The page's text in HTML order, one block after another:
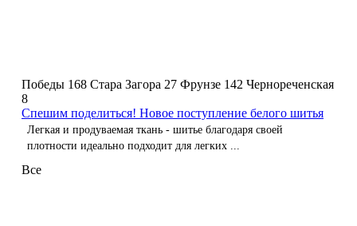
Победы 168 Стара Загора 27 Фрунзе 142 Чернореченская
8
Спешим поделиться! Новое поступление белого шитья
Легкая и продуваемая ткань - шитье благодаря своей
плотности идеально подходит для легких ...
Все